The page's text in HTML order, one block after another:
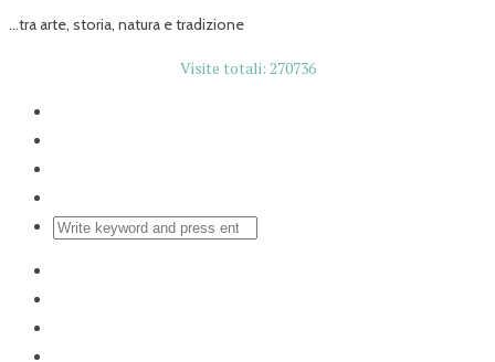
...tra arte, storia, natura e tradizione
Visite totali: 270736